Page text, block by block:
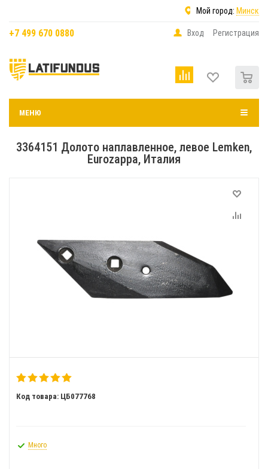
Мой город: Минск
+7 499 670 0880 Вход Регистрация
МЕНЮ
3364151 Долото наплавленное, левое Lemken,
Eurozappa, Италия
Код товара: ЦБ077768
Много